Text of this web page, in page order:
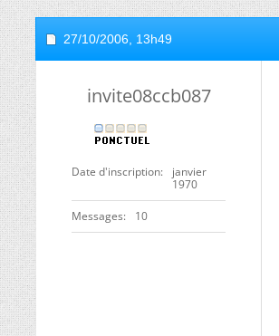
27/10/2006, 13h49
invite08ccb087
Date d'inscription
janvier
1970
Messages 10